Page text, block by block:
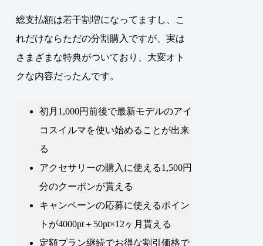
総支払額は若干割増になってますし、こ
れだけならただの分割購入ですが、実は
さまざまな特典がついており、大変オト
クな内容だったんです。
初月1,000円前後で最新モデルのアイ
コスイルマを使い始めることが出来
る
アクセサリーの購入に使える1,500円
分のクーポンが貰える
キャンペーンの応募に使えるポイン
トが4000pt＋50pt×12ヶ月貰える
定額プラン継続でお得な割引価格で